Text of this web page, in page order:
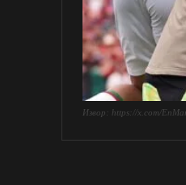
Извор: https://x.com/